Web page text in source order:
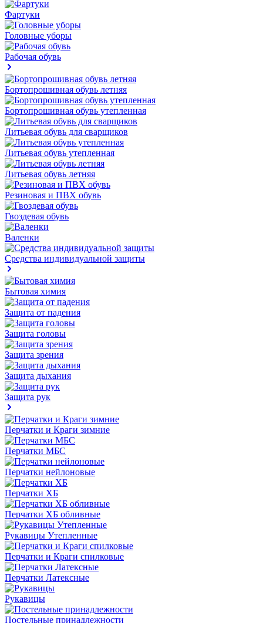
Фартуки
Головные уборы
Рабочая обувь
Бортопрошивная обувь летняя
Бортопрошивная обувь утепленная
Литьевая обувь для сварщиков
Литьевая обувь утепленная
Литьевая обувь летняя
Резиновая и ПВХ обувь
Гвоздевая обувь
Валенки
Средства индивидуальной защиты
Бытовая химия
Защита от падения
Защита головы
Защита зрения
Защита дыхания
Защита рук
Перчатки и Краги зимние
Перчатки МБС
Перчатки нейлоновые
Перчатки ХБ
Перчатки ХБ обливные
Рукавицы Утепленные
Перчатки и Краги спилковые
Перчатки Латексные
Рукавицы
Постельные принадлежности